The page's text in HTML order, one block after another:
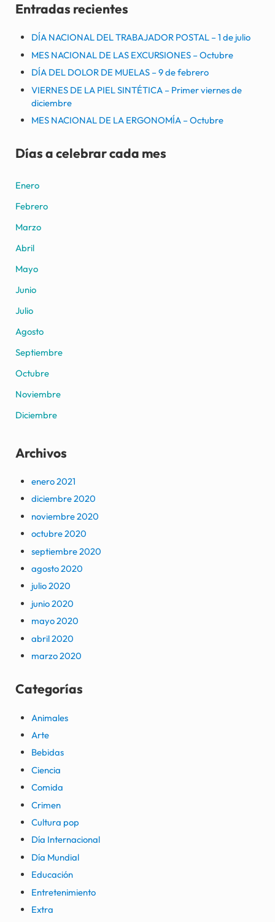
Entradas recientes
DÍA NACIONAL DEL TRABAJADOR POSTAL – 1 de julio
MES NACIONAL DE LAS EXCURSIONES – Octubre
DÍA DEL DOLOR DE MUELAS – 9 de febrero
VIERNES DE LA PIEL SINTÉTICA – Primer viernes de
diciembre
MES NACIONAL DE LA ERGONOMÍA – Octubre
Días a celebrar cada mes
Enero
Febrero
Marzo
Abril
Mayo
Junio
Julio
Agosto
Septiembre
Octubre
Noviembre
Diciembre
Archivos
enero 2021
diciembre 2020
noviembre 2020
octubre 2020
septiembre 2020
agosto 2020
julio 2020
junio 2020
mayo 2020
abril 2020
marzo 2020
Categorías
Animales
Arte
Bebidas
Ciencia
Comida
Crimen
Cultura pop
Día Internacional
Día Mundial
Educación
Entretenimiento
Extra